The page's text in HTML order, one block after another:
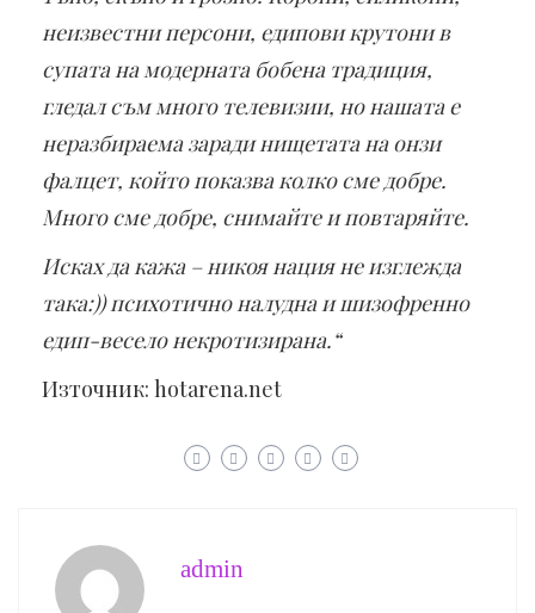
неизвестни персони, едипови крутони в
супата на модерната бобена традиция,
гледал съм много телевизии, но нашата е
неразбираема заради нищетата на онзи
фалцет, който показва колко сме добре.
Много сме добре, снимайте и повтаряйте.
Исках да кажа – никоя нация не изглежда
така:)) психотично налудна и шизофренно
едип-весело некротизирана.“
Източник: hotarena.net
admin